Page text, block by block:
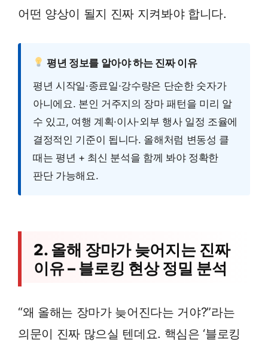
어떤 양상이 될지 진짜 지켜봐야 합니다.
평년 정보를 알아야 하는 진짜 이유
평년 시작일·종료일·강수량은 단순한 숫자가
아니에요. 본인 거주지의 장마 패턴을 미리 알
수 있고, 여행 계획·이사·외부 행사 일정 조율에
결정적인 기준이 됩니다. 올해처럼 변동성 클
때는 평년 + 최신 분석을 함께 봐야 정확한
판단 가능해요.
2. 올해 장마가 늦어지는 진짜
이유 – 블로킹 현상 정밀 분석
“왜 올해는 장마가 늦어진다는 거야?”라는
의문이 진짜 많으실 텐데요. 핵심은 ‘블로킹